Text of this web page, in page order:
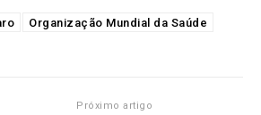
Organização Mundial da Saúde
Próximo artigo